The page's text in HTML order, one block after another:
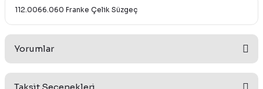
112.0066.060 Franke Çelik Süzgeç
Yorumlar